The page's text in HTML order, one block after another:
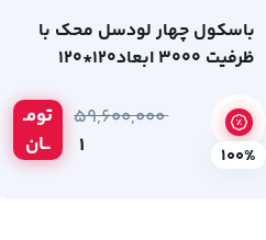
باسکول چهار لودسل محک با
ظرفیت 3000 ابعاد120*120
تومـ
ــان
۵۹,۶۰۰,۰۰۰
100%